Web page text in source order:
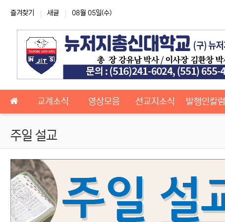
상단 네비
즐겨찾기 새글 08월 05일(수)
메인 메뉴교계소식 영상모음 선교지소식 발행인칼럼
주일 설교